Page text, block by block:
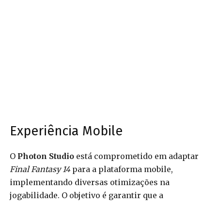
Experiência Mobile
O Photon Studio está comprometido em adaptar
Final Fantasy 14para a plataforma mobile,
implementando diversas otimizações na
jogabilidade. O objetivo é garantir que a